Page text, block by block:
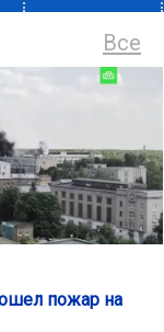
Все
пожар на